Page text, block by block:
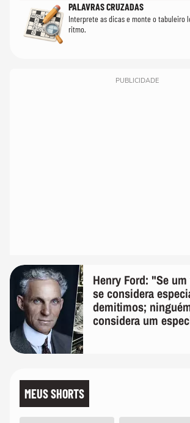
PALAVRAS CRUZADAS
Interprete as dicas e monte o tabuleiro
ritmo.
PUBLICIDADE
Henry Ford: "Se
se considera
demitimos;
considera um
MEUS SHORTS